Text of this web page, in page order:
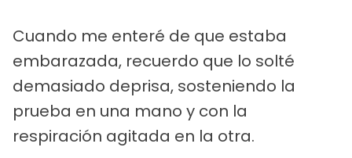
Cuando me enteré de que estaba
embarazada, recuerdo que lo solté
demasiado deprisa, sosteniendo la
prueba en una mano y con la
respiración agitada en la otra.